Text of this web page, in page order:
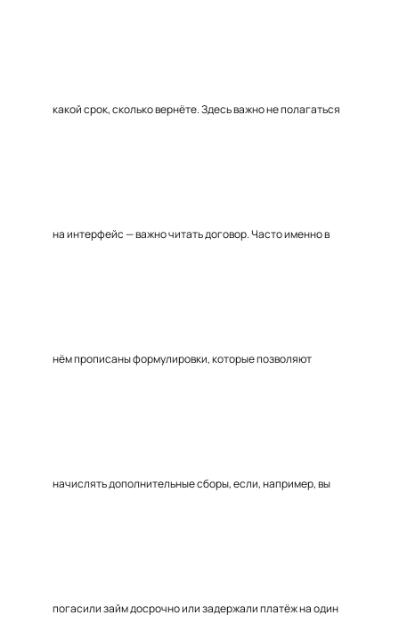
какой срок, сколько вернёте. Здесь важно не полагаться
на интерфейс — важно читать договор. Часто именно в
нём прописаны формулировки, которые позволяют
начислять дополнительные сборы, если, например, вы
погасили займ досрочно или задержали платёж на один